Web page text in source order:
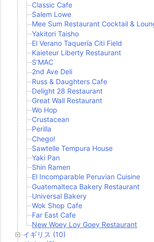
Classic Cafe
Salem Lowe
Mee Sum Restaurant Cocktail &
Yakitori Taisho
El Verano Taquería Citi Field
Kaieteur Liberty Restaurant
S’MAC
2nd Ave Deli
Russ & Daughters Cafe
Delight 28 Restaurant
Great Wall Restaurant
Wo Hop
Crustacean
Perilla
Chego!
Sawtelle Tempura House
Yaki Pan
Shin Ramen
El Incomparable Peruvian Cuisine
Guatemalteca Bakery Restaurant
Universal Bakery
Wok Shop Cafe
Far East Cafe
New Woey Loy Goey Restaurant
イギリス (10)